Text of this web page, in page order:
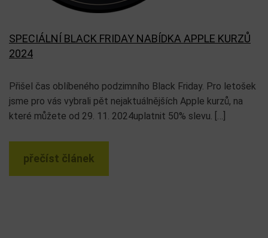
SPECIÁLNÍ BLACK FRIDAY NABÍDKA APPLE KURZŮ
2024
Přišel čas oblíbeného podzimního Black Friday. Pro letošek
jsme pro vás vybrali pět nejaktuálnějších Apple kurzů, na
které můžete od 29. 11. 2024uplatnit 50% slevu. […]
přečíst článek